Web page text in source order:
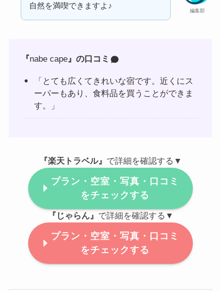
編集部
自然を満喫できますよ♪
『nabe cape 』の口コミ
「とても広くてきれいな宿です。近くにス
ーパーもあり、食料品を買うことができま
す。」
『楽天トラベル』 で詳細を確認する▼
プラン・空室・写真・口コミ
をチェックする
『じゃらん』 で詳細を確認する▼
プラン・空室・写真・口コミ
をチェックする